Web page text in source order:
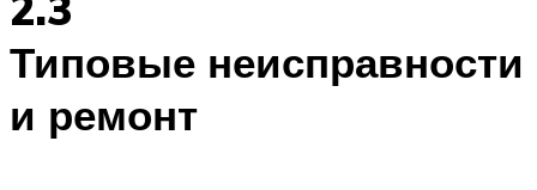
Типовые неисправности
и ремонт